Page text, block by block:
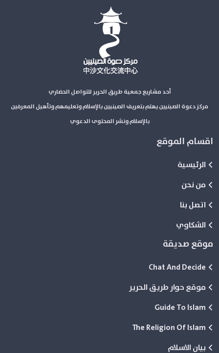
أحد مشاريع جمعية طريق الحرير للتواصل الحضاري
مركز دعوة الصينيين يهتم بتعريف الصينيين بالإسلام وتعليمهم وتأهيل المعرفين
بالإسلام ونشر المحتوى الدعوي
اقسام الموقع
الرئيسية
من نحن
اتصل بنا
الشكاوي
موقع صديقة
Chat And Decide
موقع حوار طريق الحرير
Guide To Islam
The Religion Of Islam
بيان الاسلام